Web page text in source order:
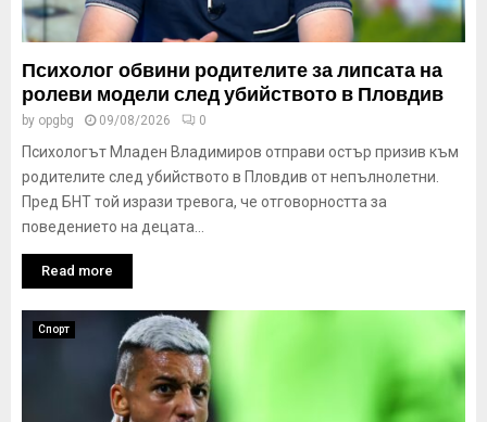
Психолог обвини родителите за липсата на
ролеви модели след убийството в Пловдив
by opgbg 09/08/2026 0
Психологът Младен Владимиров отправи остър призив към
родителите след убийството в Пловдив от непълнолетни.
Пред БНТ той изрази тревога, че отговорността за
поведението на децата...
Read more
Спорт